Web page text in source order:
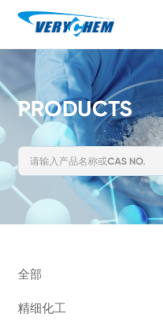
PRODUCTS
全部
精细化工